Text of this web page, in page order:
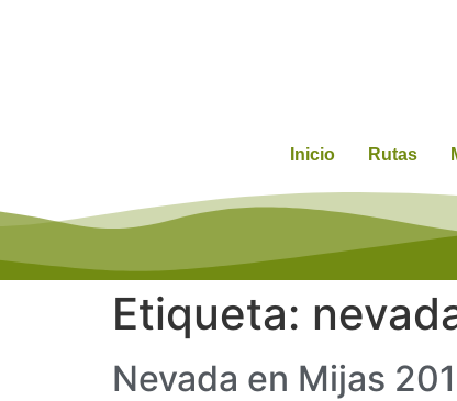
Inicio Rutas
Etiqueta:
Nevada en Mijas